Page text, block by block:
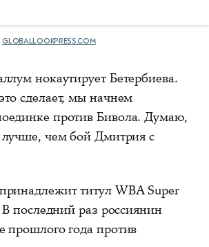
GLOBALLOOKPRESS.COM
нокаутирует Бетербиева.
сделает, мы начнем
против Бивола. Думаю,
лучше, чем бой Дмитрия с
титул WBA Super
В последний раз россиянин
прошлого года против